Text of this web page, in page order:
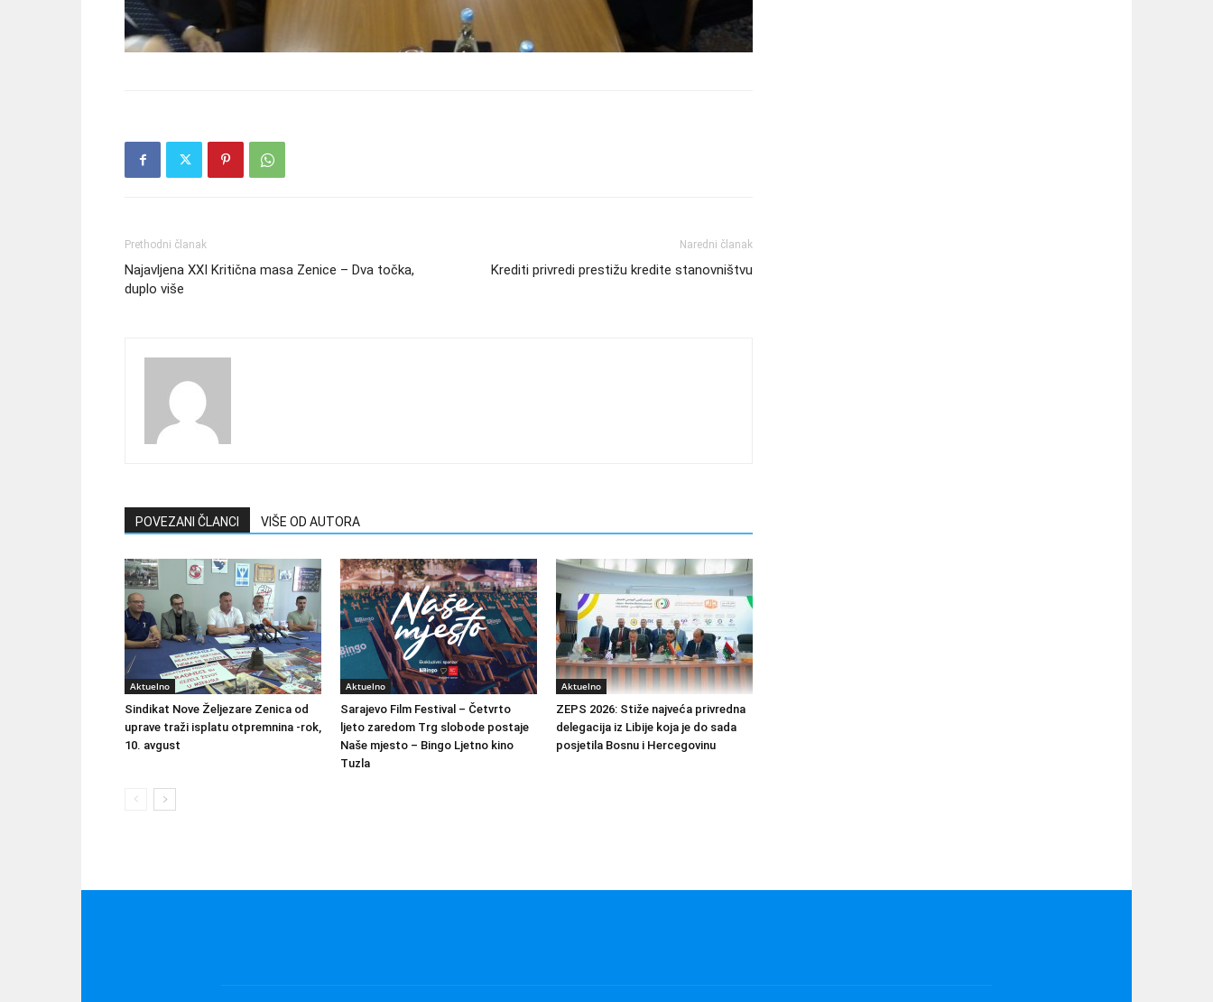
Prethodni članak
Najavljena XXI Kritična masa Zenice – Dva točka,
duplo više
Naredni članak
Krediti privredi prestižu kredite stanovništvu
POVEZANI ČLANCI VIŠE OD AUTORA
Aktuelno
Sindikat Nove Željezare Zenica od
uprave traži isplatu otpremnina -rok,
10. avgust
Aktuelno
Sarajevo Film Festival – Četvrto
ljeto zaredom Trg slobode postaje
Naše mjesto – Bingo Ljetno kino
Tuzla
Aktuelno
ZEPS 2026: Stiže najveća privredna
delegacija iz Libije koja je do sada
posjetila Bosnu i Hercegovinu